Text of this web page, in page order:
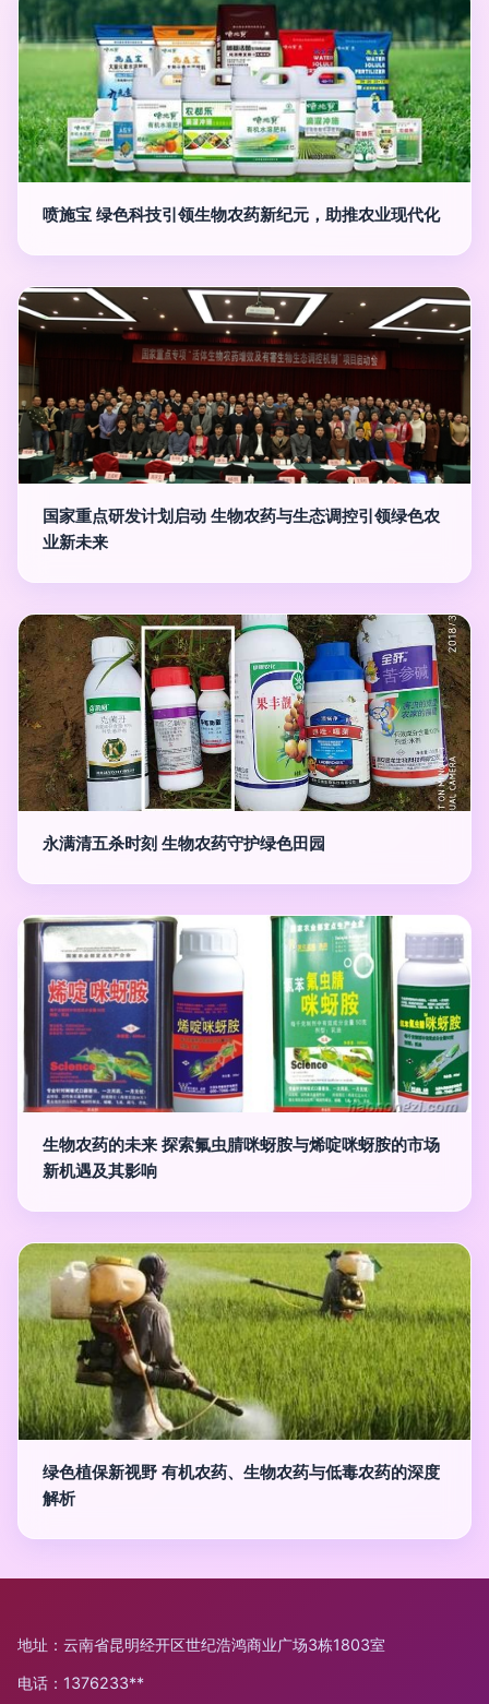
喷施宝 绿色科技引领生物农药新纪元，助推农业现代化
国家重点研发计划启动 生物农药与生态调控引领绿色农
业新未来
永满清五杀时刻 生物农药守护绿色田园
生物农药的未来 探索氟虫腈咪蚜胺与烯啶咪蚜胺的市场
新机遇及其影响
绿色植保新视野 有机农药、生物农药与低毒农药的深度
解析
地址：云南省昆明经开区世纪浩鸿商业广场3栋1803室
电话：1376233**